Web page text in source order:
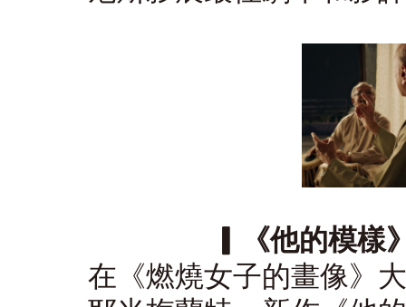
▎《他的模樣
在《燃燒女子的畫像》